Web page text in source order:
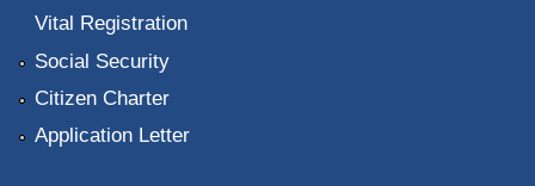
Vital Registration
Social Security
Citizen Charter
Application Letter